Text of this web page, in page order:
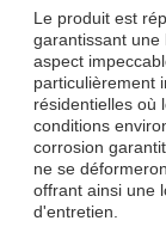
Le produit est
garantissant une
aspect
particulièrement
résidentielles où
conditions
corrosion
ne se
offrant ainsi une
d'entretien.